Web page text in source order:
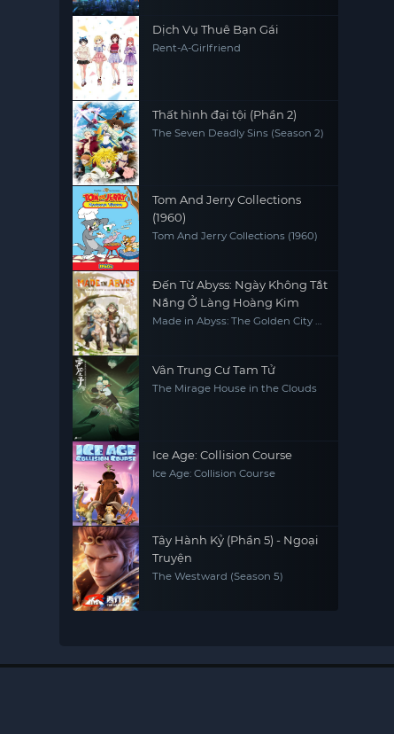
Dịch Vụ Thuê Bạn Gái
Rent-A-Girlfriend
Thất hình đại tội (Phần 2)
The Seven Deadly Sins (Season 2)
Tom And Jerry Collections
(1960)
Tom And Jerry Collections (1960)
Đến Từ Abyss: Ngày Không Tắt
Nắng Ở Làng Hoàng Kim
Made in Abyss: The Golden City of
Vân Trung Cư Tam Tử
The Mirage House in the Clouds
Ice Age: Collision Course
Ice Age: Collision Course
Tây Hành Kỷ (Phần 5) - Ngoại
Truyện
The Westward (Season 5)